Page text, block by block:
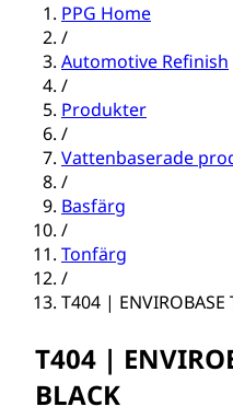
PPG Home
/
Automotive Refinish
/
Produkter
/
Vattenbaserade
/
Basfärg
/
Tonfärg
/
T404 | ENVIROBASE
T404 |
BLACK